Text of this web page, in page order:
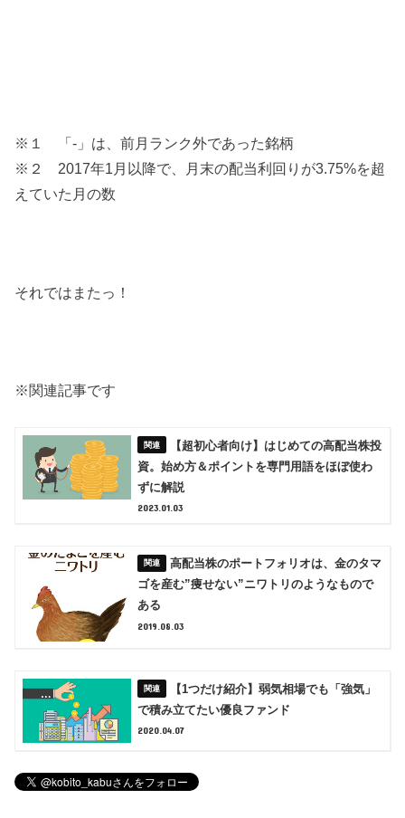
※１ 「-」は、前月ランク外であった銘柄
※２ 2017年1月以降で、月末の配当利回りが3.75%を超
えていた月の数
それではまたっ！
※関連記事です
【超初心者向け】はじめての高配当株投
資。始め方＆ポイントを専門用語をほぼ使わ
ずに解説
2023.01.03
高配当株のポートフォリオは、金のタマ
ゴを産む”痩せない”ニワトリのようなもので
ある
2019.08.03
【1つだけ紹介】弱気相場でも「強気」
で積み立てたい優良ファンド
2020.04.07